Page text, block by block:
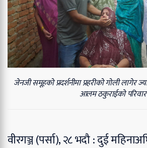
जेनजी समूहको प्रदर्शनीमा प्रहरीको गोली लागेर
आलम ठकुराईकाे परिवार
वीरगञ्ज (पर्सा), २८ भदौ : दुई